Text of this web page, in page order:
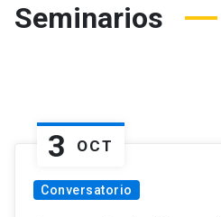
Seminarios
3 OCT
Conversatorio